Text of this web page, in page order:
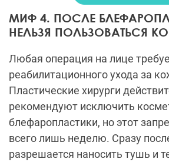
МИФ 4. ПОСЛЕ
НЕЛЬЗЯ ПОЛЬЗОВАТЬСЯ
Любая операция на лице
реабилитационного ухода за
Пластические хирурги
рекомендуют исключить
блефаропластики, но этот
всего лишь неделю. Сразу
разрешается наносить тушь и